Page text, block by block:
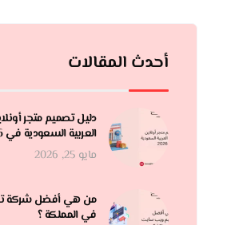
أحدث المقالات
دليل تصميم متجر
العربية السعودية في 2026
مايو 25, 2026
من هي أفضل شركة
في المملكة ؟